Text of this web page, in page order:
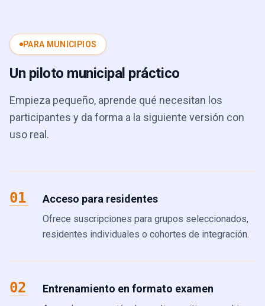
PARA MUNICIPIOS
Un piloto municipal práctico
Empieza pequeño, aprende qué necesitan los
participantes y da forma a la siguiente versión con
uso real.
01 Acceso para residentes
Ofrece suscripciones para grupos seleccionados,
residentes individuales o cohortes de integración.
02 Entrenamiento en formato examen